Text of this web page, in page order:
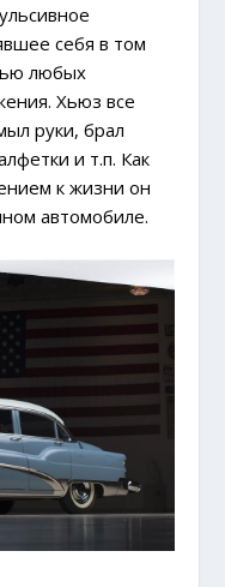
себя в том
любых
Хьюз все
руки, брал
и т.п. Как
к жизни он
автомобиле.